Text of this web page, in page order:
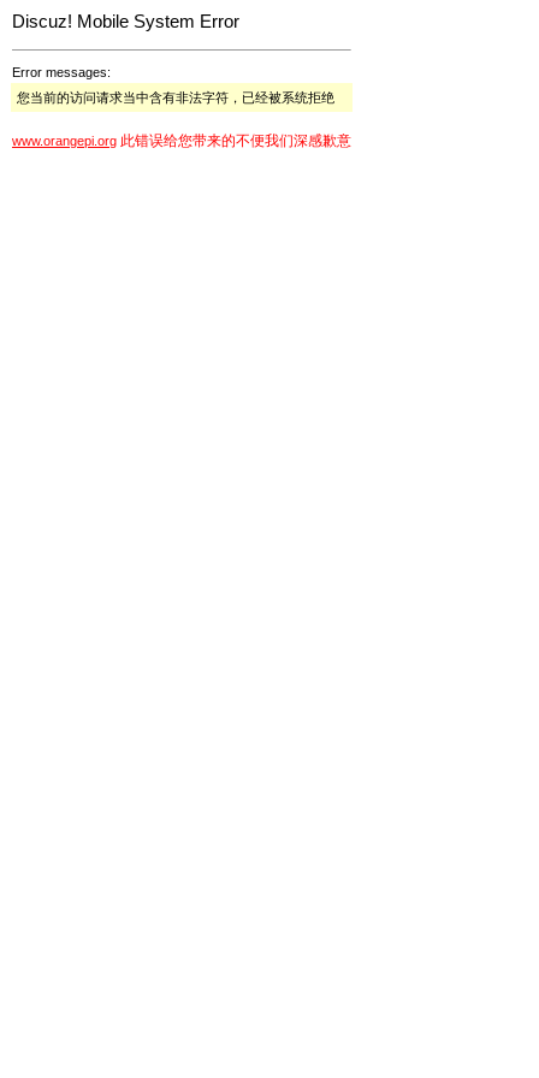
Discuz! Mobile System Error
Error messages:
您当前的访问请求当中含有非法字符，已经被系统拒绝
www.orangepi.org 此错误给您带来的不便我们深感歉意